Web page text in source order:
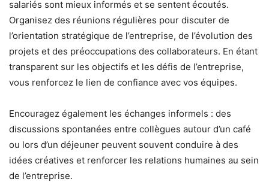
salariés sont mieux informés et se sentent écoutés.
Organisez des réunions régulières pour discuter de
l’orientation stratégique de l’entreprise, de l’évolution des
projets et des préoccupations des collaborateurs. En étant
transparent sur les objectifs et les défis de l’entreprise,
vous renforcez le lien de confiance avec vos équipes.
Encouragez également les échanges informels : des
discussions spontanées entre collègues autour d’un café
ou lors d’un déjeuner peuvent souvent conduire à des
idées créatives et renforcer les relations humaines au sein
de l’entreprise.